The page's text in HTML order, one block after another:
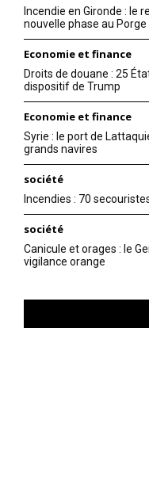
Incendie en Gironde : le
nouvelle phase au
Economie et finance
Droits de douane : 25
dispositif de Trump
Economie et finance
Syrie : le port de
grands navires
société
Incendies : 70
société
Canicule et orages : le
vigilance orange